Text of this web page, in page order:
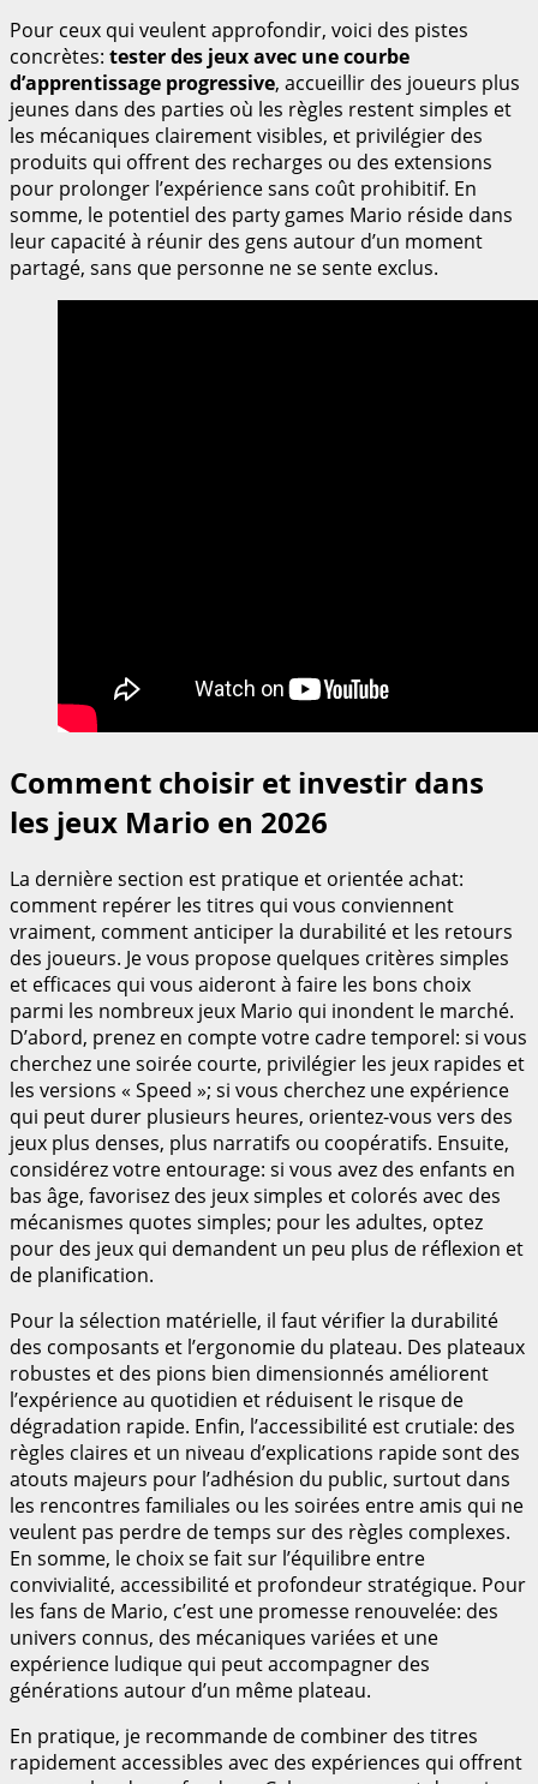
Pour ceux qui veulent approfondir, voici des pistes
concrètes: tester des jeux avec une courbe
d’apprentissage progressive, accueillir des joueurs plus
jeunes dans des parties où les règles restent simples et
les mécaniques clairement visibles, et privilégier des
produits qui offrent des recharges ou des extensions
pour prolonger l’expérience sans coût prohibitif. En
somme, le potentiel des party games Mario réside dans
leur capacité à réunir des gens autour d’un moment
partagé, sans que personne ne se sente exclus.
Comment choisir et investir dans
les jeux Mario en 2026
La dernière section est pratique et orientée achat:
comment repérer les titres qui vous conviennent
vraiment, comment anticiper la durabilité et les retours
des joueurs. Je vous propose quelques critères simples
et efficaces qui vous aideront à faire les bons choix
parmi les nombreux jeux Mario qui inondent le marché.
D’abord, prenez en compte votre cadre temporel: si vous
cherchez une soirée courte, privilégier les jeux rapides et
les versions « Speed »; si vous cherchez une expérience
qui peut durer plusieurs heures, orientez-vous vers des
jeux plus denses, plus narratifs ou coopératifs. Ensuite,
considérez votre entourage: si vous avez des enfants en
bas âge, favorisez des jeux simples et colorés avec des
mécanismes quotes simples; pour les adultes, optez
pour des jeux qui demandent un peu plus de réflexion et
de planification.
Pour la sélection matérielle, il faut vérifier la durabilité
des composants et l’ergonomie du plateau. Des plateaux
robustes et des pions bien dimensionnés améliorent
l’expérience au quotidien et réduisent le risque de
dégradation rapide. Enfin, l’accessibilité est crutiale: des
règles claires et un niveau d’explications rapide sont des
atouts majeurs pour l’adhésion du public, surtout dans
les rencontres familiales ou les soirées entre amis qui ne
veulent pas perdre de temps sur des règles complexes.
En somme, le choix se fait sur l’équilibre entre
convivialité, accessibilité et profondeur stratégique. Pour
les fans de Mario, c’est une promesse renouvelée: des
univers connus, des mécaniques variées et une
expérience ludique qui peut accompagner des
générations autour d’un même plateau.
En pratique, je recommande de combiner des titres
rapidement accessibles avec des expériences qui offrent